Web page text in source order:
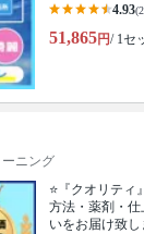
4.93
51,865円/ 1セ
ーニング
⭐『クオリティ
方法・薬剤・
いをお届け致し